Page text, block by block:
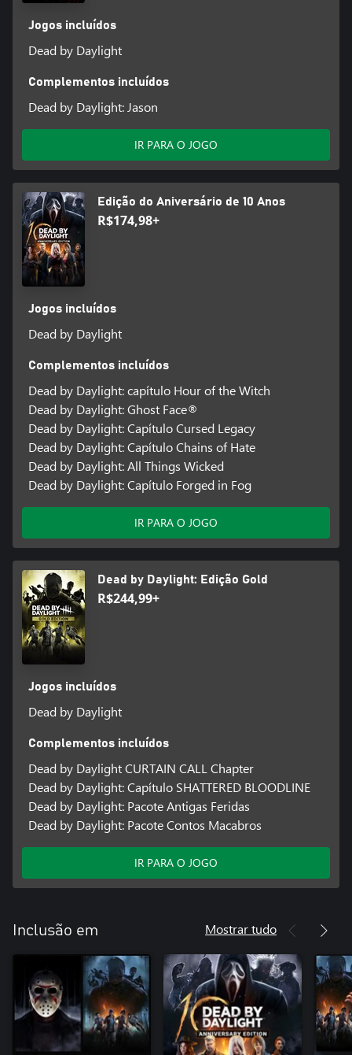
Jogos incluídos
Dead by Daylight
Complementos incluídos
Dead by Daylight: Jason
IR PARA O JOGO
Edição do Aniversário de 10 Anos
R$174,98+
Jogos incluídos
Dead by Daylight
Complementos incluídos
Dead by Daylight: capítulo Hour of the Witch
Dead by Daylight: Ghost Face®
Dead by Daylight: Capítulo Cursed Legacy
Dead by Daylight: Capítulo Chains of Hate
Dead by Daylight: All Things Wicked
Dead by Daylight: Capítulo Forged in Fog
IR PARA O JOGO
Dead by Daylight: Edição Gold
R$244,99+
Jogos incluídos
Dead by Daylight
Complementos incluídos
Dead by Daylight CURTAIN CALL Chapter
Dead by Daylight: Capítulo SHATTERED BLOODLINE
Dead by Daylight: Pacote Antigas Feridas
Dead by Daylight: Pacote Contos Macabros
IR PARA O JOGO
Inclusão em Mostrar tudo